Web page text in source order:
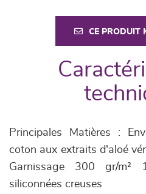
CE PRODUIT
Principales Matières :
coton aux extraits d'aloé
Garnissage 300 gr/m²
siliconnées creuses